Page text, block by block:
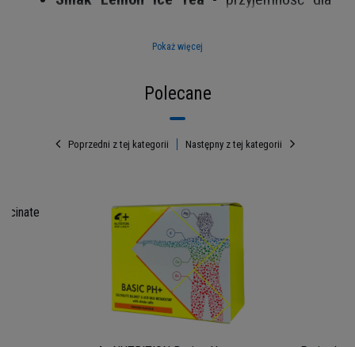
Łatwe mieszaniePokaż więcej
Polecane
Poprzedni z tej kategorii Następny z tej kategorii